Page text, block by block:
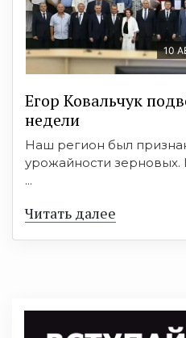
10
Егор Ковальчук
недели
Наш регион был
урожайности
...
Читать далее